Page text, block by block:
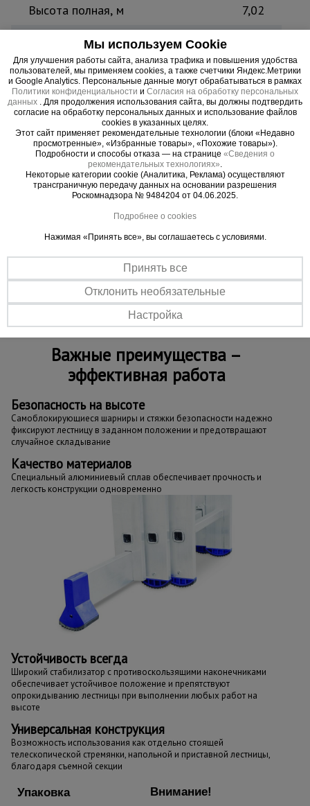
Высота полная, м
7,02
Высота достигаемая, м
Ширина внутр/сред/внеш
колено, м
0,33/0,39/0,44
Вес, кг
15,9
Страна производитель
Россия
Имеется возможность использовать верхнюю
секцию как отдельную небольшую приставную
лестницу. У трехсекционной лестницы данной
серии предусмотрены пластиковые ребристые
накладки в 4-х местах прилегания к поверхности
на все случаи трансформации.
Важные преимущества –
эффективная работа
Безопасность на высоте
Самоблокирующиеся шарниры и стяжки безопасности надежно
фиксируют лестницу в заданном положении и предотвращают
случайное складывание
Качество материалов
Специальный алюминиевый сплав обеспечивает прочность и
легкость конструкции одновременно
Устойчивость всегда
Широкий стабилизатор с противоскользящими наконечниками
обеспечивает устойчивое положение и препятствуют
опрокидыванию лестницы при выполнении любых работ на
высоте
Универсальная конструкция
Возможность использования как отдельно стоящей
телескопической стремянки, напольной и приставной лестницы,
благодаря съемной секции
Упаковка Внимание!
Мы используем Cookie
Для улучшения работы сайта, анализа трафика и повышения удобства
пользователей, мы применяем cookies, а также счетчики Яндекс.Метрики
и Google Analytics. Персональные данные могут обрабатываться в рамках
Политики конфиденциальности и Согласия на обработку персональных
данных
. Для продолжения использования сайта, вы должны подтвердить
согласие на обработку персональных данных и использование файлов
cookies в указанных целях.
Этот сайт применяет рекомендательные технологии (блоки «Недавно
просмотренные», «Избранные товары», «Похожие товары»).
Подробности и способы отказа — на странице «Сведения о
рекомендательных технологиях»
Некоторые категории cookie (Аналитика, Реклама) осуществляют
трансграничную передачу данных на основании разрешения
Роскомнадзора № 9484204 от 04.06.2025.
Подробнее о cookies
Нажимая «Принять все», вы соглашаетесь с условиями.
Принять все
Отклонить необязательные
Настройка